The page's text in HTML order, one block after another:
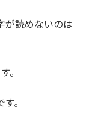
が読めないのは
。
。